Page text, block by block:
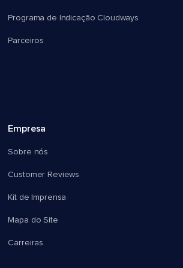
Programa de Indicação Cloudways
Parceiros
Empresa
Sobre nós
Customer Reviews
Kit de Imprensa
Mapa do Site
Carreiras